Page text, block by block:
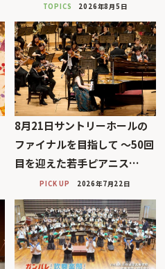
TOPICS 2026年8月5日
8月21日サントリーホールの
ファイナルを目指して 〜50回
目を迎えた若手ピアニス…
PICK UP 2026年7月22日